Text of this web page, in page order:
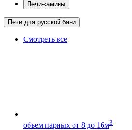
Печи-камины
Печи для русской бани
Смотреть все
объем парных от 8 до 16м3